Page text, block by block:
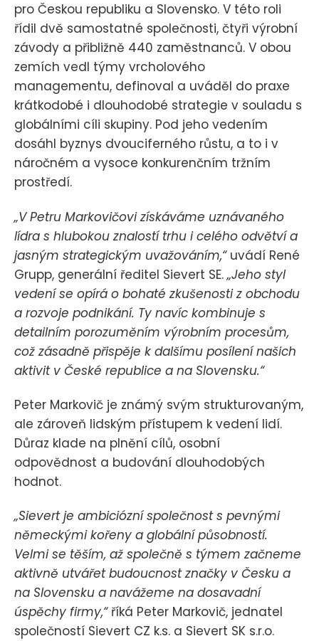
pro Českou republiku a Slovensko. V této roli
řídil dvě samostatné společnosti, čtyři výrobní
závody a přibližně 440 zaměstnanců. V obou
zemích vedl týmy vrcholového
managementu, definoval a uváděl do praxe
krátkodobé i dlouhodobé strategie v souladu s
globálními cíli skupiny. Pod jeho vedením
dosáhl byznys dvouciferného růstu, a to i v
náročném a vysoce konkurenčním tržním
prostředí.
„V Petru Markovičovi získáváme uznávaného
lídra s hlubokou znalostí trhu i celého odvětví a
jasným strategickým uvažováním,“uvádí René
Grupp, generální ředitel Sievert SE.„Jeho styl
vedení se opírá o bohaté zkušenosti z obchodu
a rozvoje podnikání. Ty navíc kombinuje s
detailním porozuměním výrobním procesům,
což zásadně přispěje k dalšímu posílení našich
aktivit v České republice a na Slovensku.“
Peter Markovič je známý svým strukturovaným,
ale zároveň lidským přístupem k vedení lidí.
Důraz klade na plnění cílů, osobní
odpovědnost a budování dlouhodobých
hodnot.
„Sievert je ambiciózní společnost s pevnými
německými kořeny a globální působností.
Velmi se těším, až společně s týmem začneme
aktivně utvářet budoucnost značky v Česku a
na Slovensku a navážeme na dosavadní
úspěchy firmy,“říká Peter Markovič, jednatel
společností Sievert CZ k.s. a Sievert SK s.r.o.